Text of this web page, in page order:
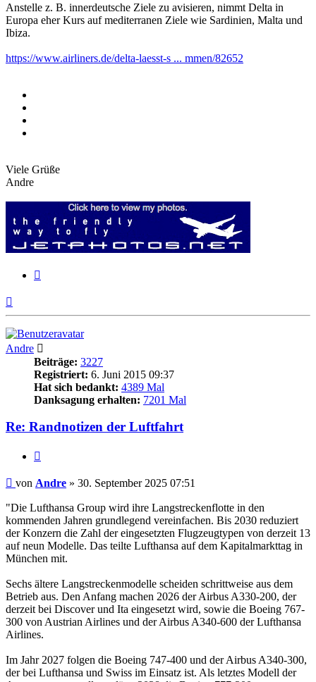
Anstelle z. B. innerdeutsche Ziele zu avisieren, nimmt Delta in
Europa eher Kurs auf mediterranen Ziele wie Sardinien, Malta und
Ibiza.
https://www.airliners.de/delta-laesst-s ... mmen/82652
Viele Grüße
Andre
Andre
Beiträge: 3227
Registriert: 6. Juni 2015 09:37
Hat sich bedankt: 4389 Mal
Danksagung erhalten: 7201 Mal
Re: Randnotizen der Luftfahrt
Beitrag
von Andre » 30. September 2025 07:51
"Die Lufthansa Group wird ihre Langstreckenflotte in den
kommenden Jahren grundlegend vereinfachen. Bis 2030 reduziert
der Konzern die Zahl der eingesetzten Flugzeugtypen von derzeit 13
auf neun Modelle. Das teilte Lufthansa auf dem Kapitalmarkttag in
München mit.
Sechs ältere Langstreckenmodelle scheiden schrittweise aus dem
Betrieb aus. Den Anfang machen 2026 der Airbus A330-200, der
derzeit bei Discover und Ita eingesetzt wird, sowie die Boeing 767-
300 von Austrian Airlines und der Airbus A340-600 der Lufthansa
Airlines.
Im Jahr 2027 folgen die Boeing 747-400 und der Airbus A340-300,
der bei Lufthansa und Swiss im Einsatz ist. Als letztes Modell der